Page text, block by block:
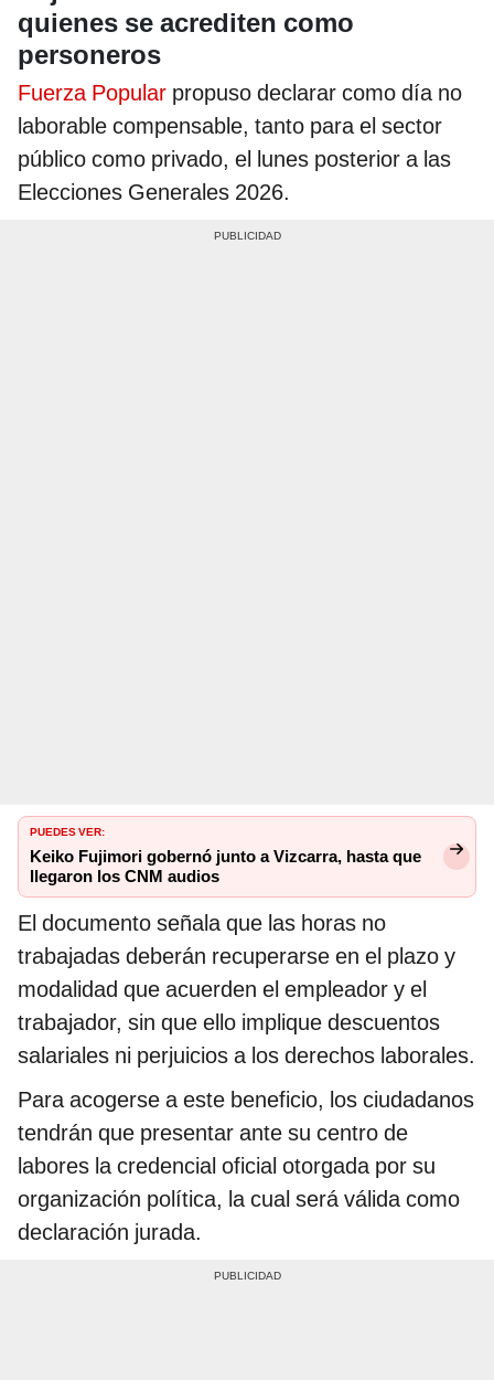
quienes se acrediten como
personeros
Fuerza Popular propuso declarar como día no
laborable compensable, tanto para el sector
público como privado, el lunes posterior a las
Elecciones Generales 2026.
PUEDES VER:
Keiko Fujimori gobernó junto a Vizcarra, hasta que
llegaron los CNM audios
El documento señala que las horas no
trabajadas deberán recuperarse en el plazo y
modalidad que acuerden el empleador y el
trabajador, sin que ello implique descuentos
salariales ni perjuicios a los derechos laborales.
Para acogerse a este beneficio, los ciudadanos
tendrán que presentar ante su centro de
labores la credencial oficial otorgada por su
organización política, la cual será válida como
declaración jurada.